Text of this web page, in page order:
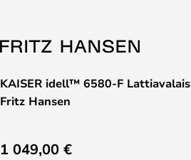
KAISER idell™ 6580-F
Fritz Hansen
1 049,00 €